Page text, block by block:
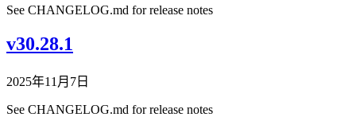
See CHANGELOG.md for release notes
v30.28.1
2025年11月7日
See CHANGELOG.md for release notes